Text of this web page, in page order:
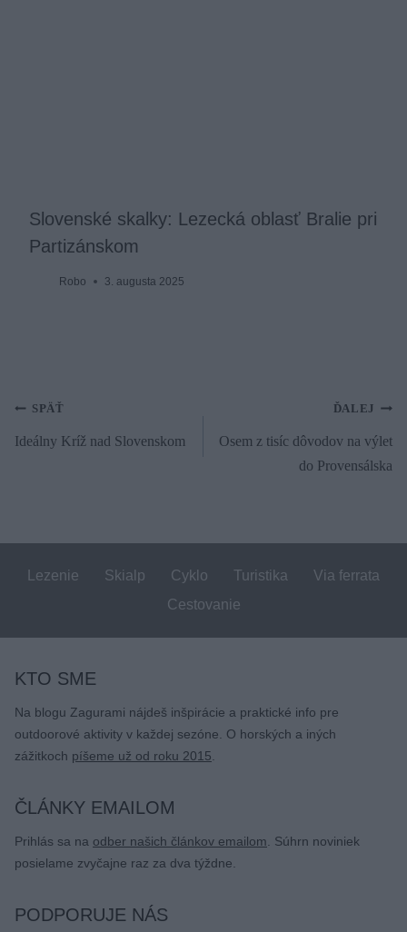
Slovenské skalky: Lezecká oblasť Bralie pri
Partizánskom
Robo 3. augusta 2025
Navigácia
SPÄŤ
Ideálny Kríž nad Slovenskom
ĎALEJ
Osem z tisíc dôvodov na výlet
do Provensálska
Lezenie Skialp Cyklo Turistika
Via ferrata
Cestovanie
KTO SME
Na blogu Zagurami nájdeš inšpirácie a praktické info pre
outdoorové aktivity v každej sezóne. O horských a iných
zážitkoch píšeme už od roku 2015
ČLÁNKY EMAILOM
Prihlás sa na odber našich článkov emailom . Súhrn noviniek
posielame zvyčajne raz za dva týždne.
PODPORUJE NÁS